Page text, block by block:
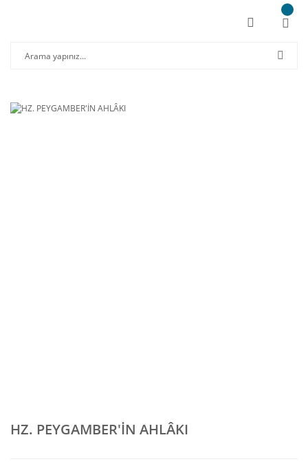
HZ. PEYGAMBER'İN AHLÂKI